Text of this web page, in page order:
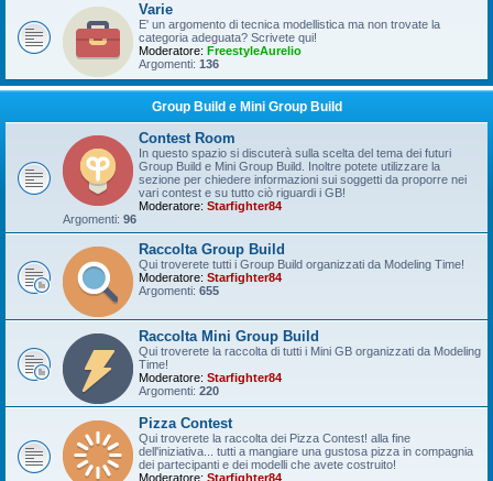
Varie
E' un argomento di tecnica modellistica ma non trovate la
categoria adeguata? Scrivete qui!
Moderatore: FreestyleAurelio
Argomenti: 136
Group Build e Mini Group Build
Contest Room
In questo spazio si discuterà sulla scelta del tema dei futuri
Group Build e Mini Group Build. Inoltre potete utilizzare la
sezione per chiedere informazioni sui soggetti da proporre nei
vari contest e su tutto ciò riguardi i GB!
Moderatore: Starfighter84
Argomenti: 96
Raccolta Group Build
Qui troverete tutti i Group Build organizzati da Modeling Time!
Moderatore: Starfighter84
Argomenti: 655
Raccolta Mini Group Build
Qui troverete la raccolta di tutti i Mini GB organizzati da Modeling
Time!
Moderatore: Starfighter84
Argomenti: 220
Pizza Contest
Qui troverete la raccolta dei Pizza Contest! alla fine
dell'iniziativa... tutti a mangiare una gustosa pizza in compagnia
dei partecipanti e dei modelli che avete costruito!
Moderatore: Starfighter84